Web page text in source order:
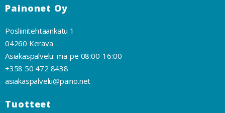
Painonet Oy
Posliinitehtaankatu 1
04260 Kerava
Asiakaspalvelu: ma-pe 08:00-16:00
+358 50 472 8438
asiakaspalvelu@paino.net
Tuotteet